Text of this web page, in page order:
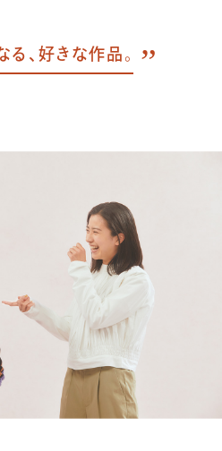
る、好きな作品。